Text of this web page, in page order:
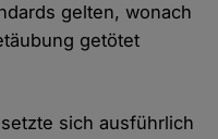
gelten, wonach
getötet
sich ausführlich